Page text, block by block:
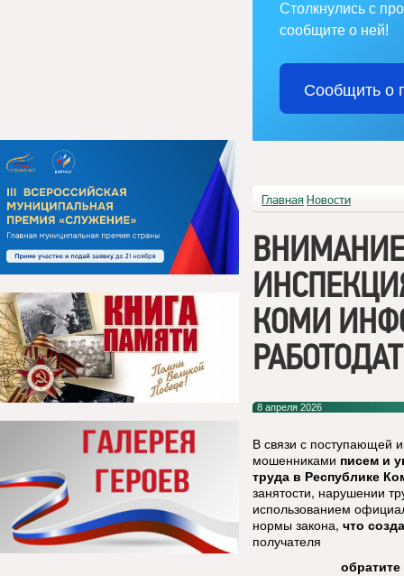
Столкнулись с
сообщите о ней!
Сообщить о
Главная Новости
КОМИ
8 апреля 2026
В связи с поступающей
мошенниками писем и
труда в Республике
занятости, нарушении
использованием
нормы закона, что
получателя